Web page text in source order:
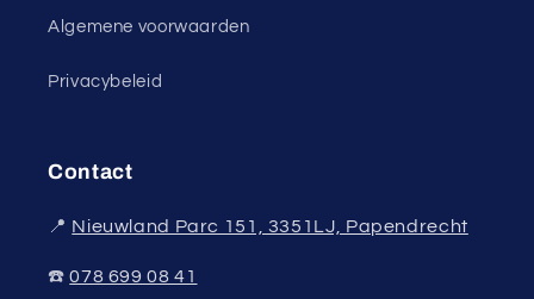
Algemene voorwaarden
Privacybeleid
Contact
📍 Nieuwland Parc 151, 3351LJ, Papendrecht
☎️078 699 08 41